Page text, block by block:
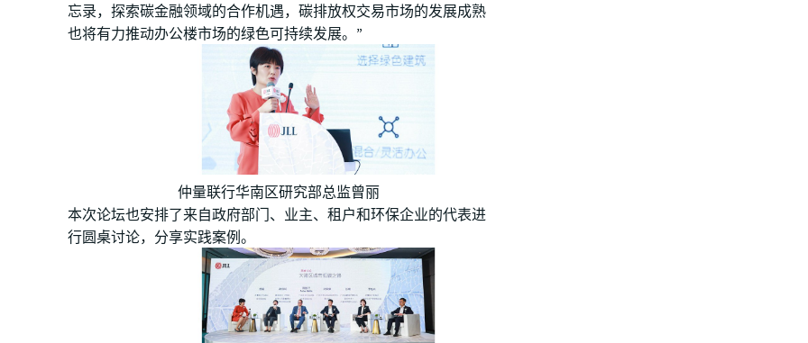
忘录，探索碳金融领域的合作机遇，碳排放权交易市场的发展成熟
也将有力推动办公楼市场的绿色可持续发展。”
仲量联行华南区研究部总监曾丽
本次论坛也安排了来自政府部门、业主、租户和环保企业的代表进
行圆桌讨论，分享实践案例。